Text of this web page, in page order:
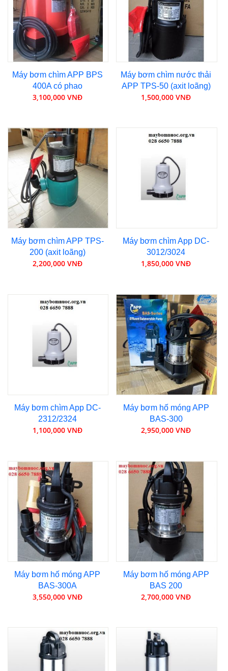
Máy bơm chìm APP BPS
400A có phao
3,100,000 VNĐ
Máy bơm chìm nước thải
APP TPS-50 (axit loãng)
1,500,000 VNĐ
Máy bơm chìm APP TPS-
200 (axit loãng)
2,200,000 VNĐ
Máy bơm chìm App DC-
3012/3024
1,850,000 VNĐ
Máy bơm chìm App DC-
2312/2324
1,100,000 VNĐ
Máy bơm hố móng APP
BAS-300
2,950,000 VNĐ
Máy bơm hố móng APP
BAS-300A
3,550,000 VNĐ
Máy bơm hố móng APP
BAS 200
2,700,000 VNĐ